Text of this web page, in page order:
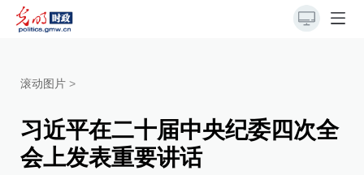
滚动图片 >
习近平在二十届中央纪委四次全
会上发表重要讲话